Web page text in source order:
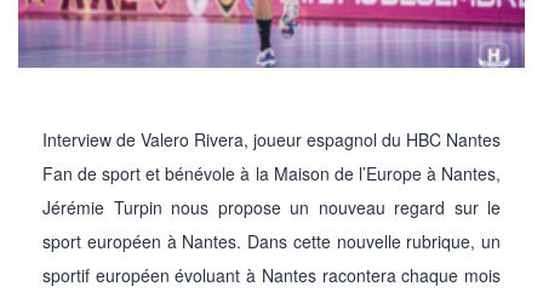
Interview de Valero Rivera, joueur espagnol du HBC Nantes
Fan de sport et bénévole à la Maison de l’Europe à Nantes,
Jérémie Turpin nous propose un nouveau regard sur le
sport européen à Nantes. Dans cette nouvelle rubrique, un
sportif européen évoluant à Nantes racontera chaque mois